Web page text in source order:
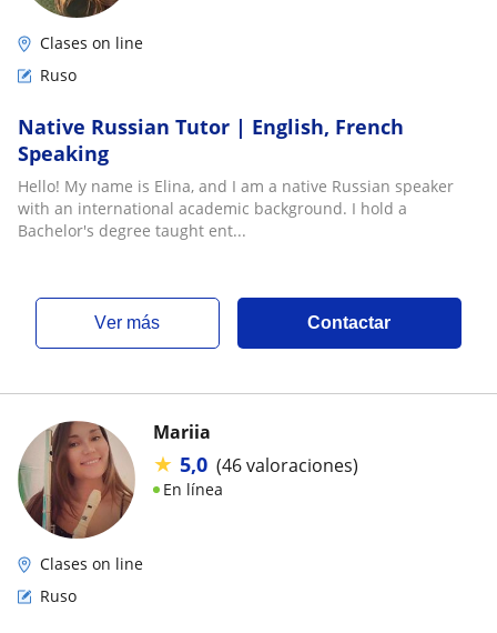
Clases on line
Ruso
Native Russian Tutor | English, French
Speaking
Hello! My name is Elina, and I am a native Russian speaker
with an international academic background. I hold a
Bachelor's degree taught ent...
ver más Contactar
Mariia
★ 5,0 (46 valoraciones)
En línea
Clases on line
Ruso